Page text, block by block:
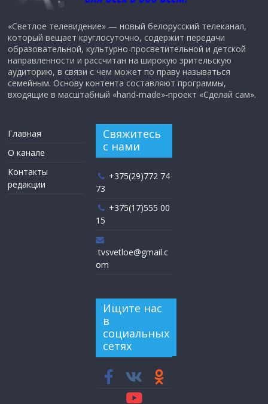
«Светлое телевидение» — новый белорусский телеканал,
который вещает круглосуточно, содержит передачи
образовательной, культурно-просветительной и детской
направленности и рассчитан на широкую зрительскую
аудиторию, в связи с чем может по праву называться
семейным. Основу контента составляют программы,
входящие в масштабный «hand-made»-проект «Сделай сам».
Главная
О канале
Контакты
редакции
Свяжитесь
с нами
+375(29)772 74
73
+375(17)555 00
15
tvsvetloe@gmail.c
om
Ищите нас
в
социальных
сетях